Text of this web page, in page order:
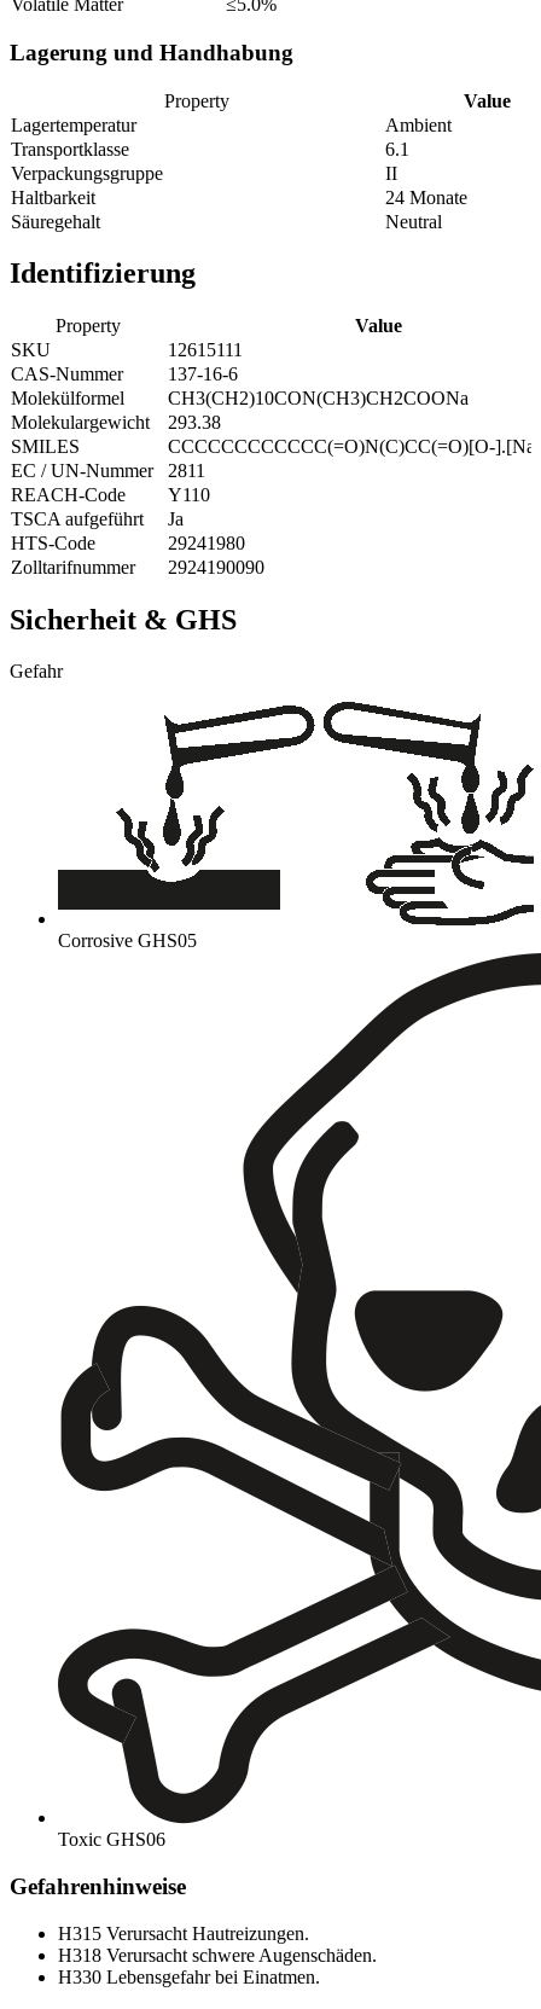
Volatile Matter ≤5.0%
Lagerung und Handhabung
Property
Value
Lagertemperatur
Ambient
Transportklasse
6.1
Verpackungsgruppe
II
Haltbarkeit
24 Monate
Säuregehalt
Neutral
Identifizierung
Property
Value
SKU
12615111
CAS-Nummer
137-16-6
Molekülformel
CH3(CH2)10CON(CH3)CH2COONa
Molekulargewicht
293.38
SMILES
CCCCCCCCCCCC(=O)N(C)CC(=O)[O-
EC / UN-Nummer
2811
REACH-Code
Y110
TSCA aufgeführt
Ja
HTS-Code
29241980
Zolltarifnummer
2924190090
Sicherheit & GHS
Gefahr
Corrosive GHS05
Toxic GHS06
Gefahrenhinweise
H315 Verursacht Hautreizungen.
H318 Verursacht schwere Augenschäden.
H330 Lebensgefahr bei Einatmen.